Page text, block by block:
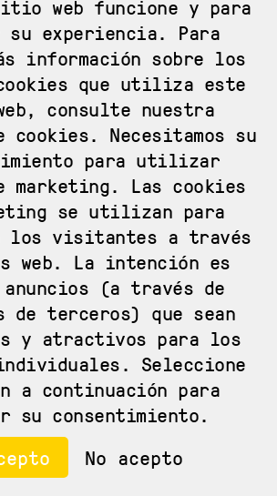
web funcione y para
su experiencia. Para
información sobre los
que utiliza este
consulte nuestra
Necesitamos su
para utilizar
marketing. Las cookies
se utilizan para
los visitantes a través
web. La intención es
(a través de
de terceros) que sean
y atractivos para los
Seleccione
a continuación para
su consentimiento.
No acepto
Limpiar Filtrar
DE SOCIAL MEDIA Y
de 5 años 60.000 € - 90.000 €